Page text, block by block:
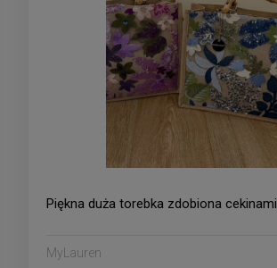
Piękna duża torebka zdobiona cekinami
MyLauren